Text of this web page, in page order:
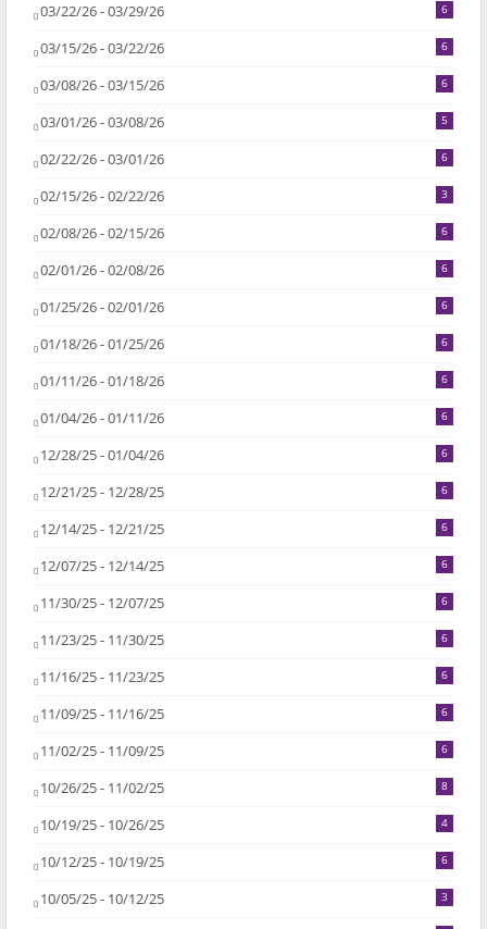
03/22/26 - 03/29/26 6
03/15/26 - 03/22/26 6
03/08/26 - 03/15/26 6
03/01/26 - 03/08/26 5
02/22/26 - 03/01/26 6
02/15/26 - 02/22/26 3
02/08/26 - 02/15/26 6
02/01/26 - 02/08/26 6
01/25/26 - 02/01/26 6
01/18/26 - 01/25/26 6
01/11/26 - 01/18/26 6
01/04/26 - 01/11/26 6
12/28/25 - 01/04/26 6
12/21/25 - 12/28/25 6
12/14/25 - 12/21/25 6
12/07/25 - 12/14/25 6
11/30/25 - 12/07/25 6
11/23/25 - 11/30/25 6
11/16/25 - 11/23/25 6
11/09/25 - 11/16/25 6
11/02/25 - 11/09/25 6
10/26/25 - 11/02/25 8
10/19/25 - 10/26/25 4
10/12/25 - 10/19/25 6
10/05/25 - 10/12/25 3